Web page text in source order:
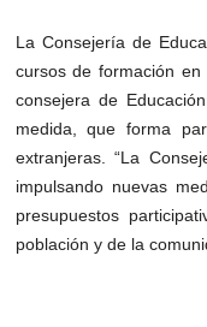
La Consejería de
cursos de formación
consejera de
medida, que forma
extranjeras. “La
impulsando nuevas
presupuestos
población y de la